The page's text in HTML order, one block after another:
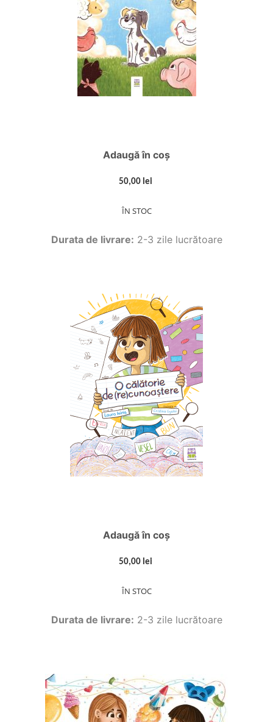
Adaugă în coș
50,00 lei
ÎN STOC
Durata de livrare: 2-3 zile lucrătoare
Adaugă în coș
50,00 lei
ÎN STOC
Durata de livrare: 2-3 zile lucrătoare